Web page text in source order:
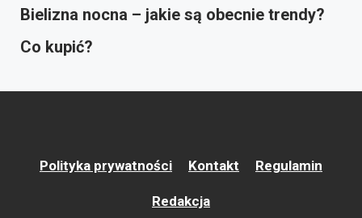
Bielizna nocna – jakie są obecnie trendy?
Co kupić?
Polityka prywatności Kontakt Regulamin
Redakcja